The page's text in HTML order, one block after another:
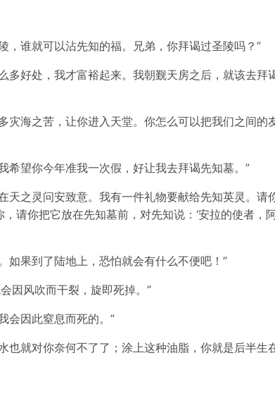
，谁就可以沾先知的福。兄弟，你拜谒过圣陵吗？”
好处，我才富裕起来。我朝觐天房之后，就该去
灾海之苦，让你进入天堂。你怎么可以把我们之间
希望你今年准我一次假，好让我去拜谒先知墓。”
天之灵问安致意。我有一件礼物要献给先知英灵。
请你把它放在先知墓前，对先知说：‘安拉的使者，
如果到了陆地上，恐怕就会有什么不便吧！”
因风吹而干裂，旋即死掉。”
会因此窒息而死的。”
就对你奈何不了了；涂上这种油脂，你就是后半生